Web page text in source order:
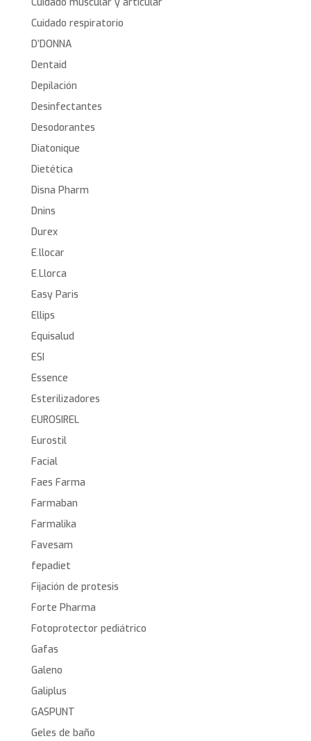
Cuidado respiratorio
D’DONNA
Dentaid
Depilación
Desinfectantes
Desodorantes
Diatonique
Dietética
Disna Pharm
Dnins
Durex
E.llocar
E.Llorca
Easy Paris
Ellips
Equisalud
ESI
Essence
Esterilizadores
EUROSIREL
Eurostil
Facial
Faes Farma
Farmaban
Farmalika
Favesam
fepadiet
Fijación de protesis
Forte Pharma
Fotoprotector pediátrico
Gafas
Galeno
Galiplus
GASPUNT
Geles de baño